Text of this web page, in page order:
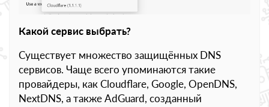
Какой сервис выбрать?
Существует множество защищённых DNS
сервисов. Чаще всего упоминаются такие
провайдеры, как Cloudflare, Google, OpenDNS,
NextDNS, а также AdGuard, созданный